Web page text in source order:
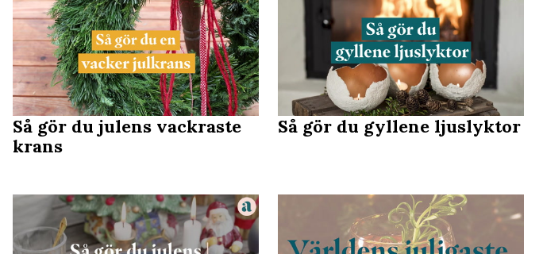
Så gör du julens vackraste
krans
Så gör du gyllene ljuslyktor